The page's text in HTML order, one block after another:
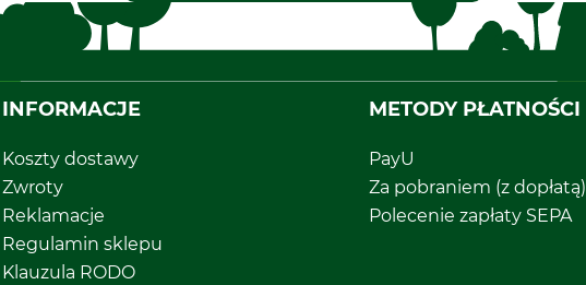
INFORMACJE
Koszty dostawy
Zwroty
Reklamacje
Regulamin sklepu
Klauzula RODO
METODY PŁATNOŚCI
PayU
Za pobraniem (z dopłatą)
Polecenie zapłaty SEPA